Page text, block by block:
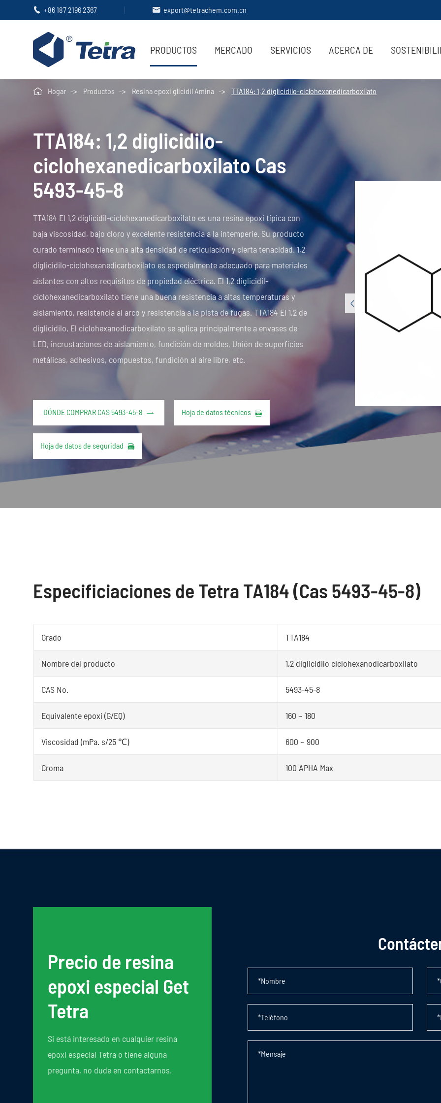
 +86 187 2196 2367  export@tetrachem.com.cn
PRODUCTOS MERCADO SERVICIOS ACERCA DE
TTA184: 1,2 diglicidilo-
ciclohexanedicarboxilato Cas
5493-45-8
TTA184 El 1,2 diglicidil-ciclohexanedicarboxilato es una resina epoxi típica con
baja viscosidad, bajo cloro y excelente resistencia a la intemperie. Su producto
curado terminado tiene una alta densidad de reticulación y cierta tenacidad. 1,2
diglicidilo-ciclohexanedicarboxilato es especialmente adecuado para materiales
aislantes con altos requisitos de propiedad eléctrica. El 1,2 diglicidil-
ciclohexanedicarboxilato tiene una buena resistencia a altas temperaturas y
aislamiento, resistencia al arco y resistencia a la pista de fugas. TTA184 El 1,2 de
diglicidilo, El ciclohexanodicarboxilato se aplica principalmente a envases de
LED, incrustaciones de aislamiento, fundición de moldes, Unión de superficies
metálicas, adhesivos, compuestos, fundición al aire libre, etc.
DÓNDE COMPRAR CAS 5493-45-8  Hoja de datos técnicos 
Hoja de datos de seguridad 

 Hogar Productos Resina epoxi glicidil Amina TTA184: 1,2 diglicidilo-ciclohexanedicarboxilato
Especificiaciones de Tetra TA184 (Cas 5493-45-8)
Grado TTA184
Nombre del producto 1,2 diglicidilo ciclohexanodicarboxilato
CAS No. 5493-45-8
Equivalente epoxi (G/EQ) 160 ~ 180
Viscosidad (mPa. s/25 ℃) 600 ~ 900
Croma 100 APHA Max
Precio de resina
epoxi especial Get
Tetra
Si está interesado en cualquier resina
epoxi especial Tetra o tiene alguna
pregunta, no dude en contactarnos.